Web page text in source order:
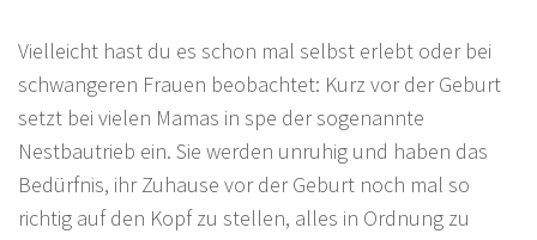
Vielleicht hast du es schon mal selbst erlebt oder bei
schwangeren Frauen beobachtet: Kurz vor der Geburt
setzt bei vielen Mamas in spe der sogenannte
Nestbautrieb ein. Sie werden unruhig und haben das
Bedürfnis, ihr Zuhause vor der Geburt noch mal so
richtig auf den Kopf zu stellen, alles in Ordnung zu